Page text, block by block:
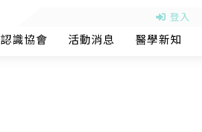
登入
認識協會 活動消息 醫學新知